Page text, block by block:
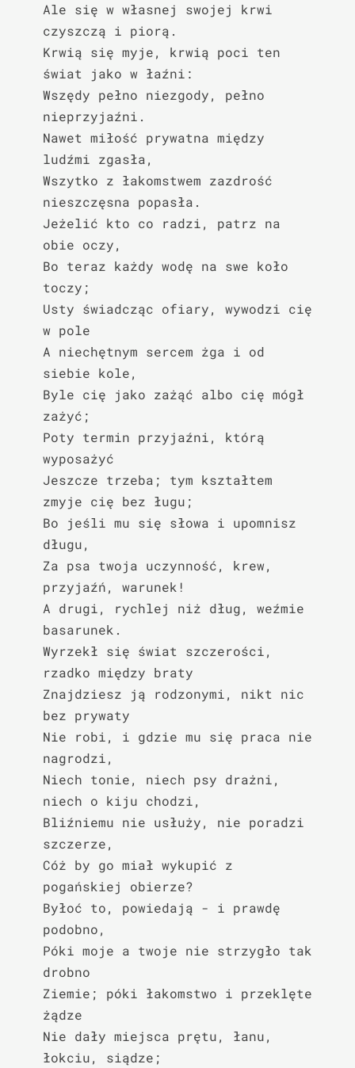
Ale się w własnej swojej krwi
czyszczą i piorą.
Krwią się myje, krwią poci ten
świat jako w łaźni:
Wszędy pełno niezgody, pełno
nieprzyjaźni.
Nawet miłość prywatna między
ludźmi zgasła,
Wszytko z łakomstwem zazdrość
nieszczęsna popasła.
Jeżelić kto co radzi, patrz na
obie oczy,
Bo teraz każdy wodę na swe koło
toczy;
Usty świadcząc ofiary, wywodzi cię
w pole
A niechętnym sercem żga i od
siebie kole,
Byle cię jako zażąć albo cię mógł
zażyć;
Poty termin przyjaźni, którą
wyposażyć
Jeszcze trzeba; tym kształtem
zmyje cię bez ługu;
Bo jeśli mu się słowa i upomnisz
długu,
Za psa twoja uczynność, krew,
przyjaźń, warunek!
A drugi, rychlej niż dług, weźmie
basarunek.
Wyrzekł się świat szczerości,
rzadko między braty
Znajdziesz ją rodzonymi, nikt nic
bez prywaty
Nie robi, i gdzie mu się praca nie
nagrodzi,
Niech tonie, niech psy drażni,
niech o kiju chodzi,
Bliźniemu nie usłuży, nie poradzi
szczerze,
Cóż by go miał wykupić z
pogańskiej obierze?
Byłoć to, powiedają - i prawdę
podobno,
Póki moje a twoje nie strzygło tak
drobno
Ziemie; póki łakomstwo i przeklęte
żądze
Nie dały miejsca prętu, łanu,
łokciu, siądze;